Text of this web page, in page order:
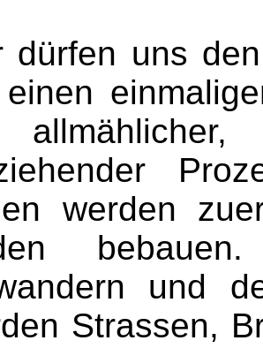
dürfen uns
werden
und
Strassen,